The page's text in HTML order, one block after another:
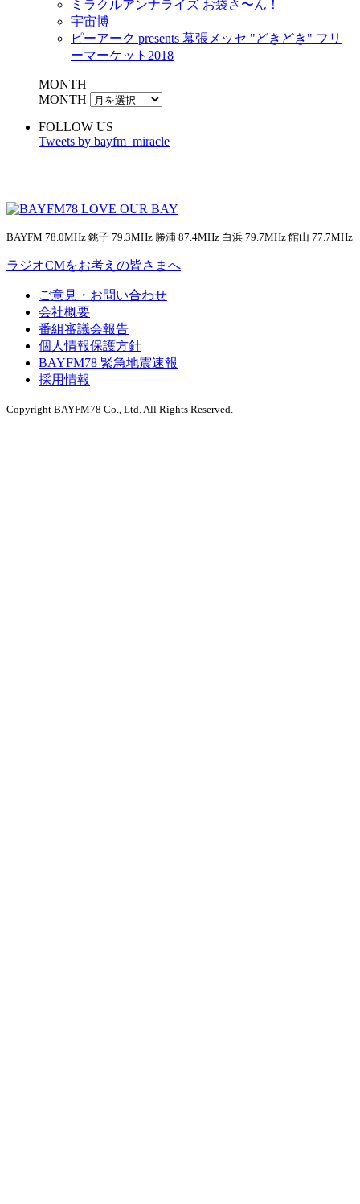
ミラクルアンナライズ お袋さ〜ん！
宇宙博
ピーアーク presents 幕張メッセ "どきどき" フリ
ーマーケット2018
MONTH
MONTH
FOLLOW US
Tweets by bayfm_miracle
BAYFM 78.0MHz 銚子 79.3MHz 勝浦 87.4MHz 白浜 79.7MHz 館山 77.7MHz
ラジオCMをお考えの皆さまへ
ご意見・お問い合わせ
会社概要
番組審議会報告
個人情報保護方針
BAYFM78 緊急地震速報
採用情報
Copyright BAYFM78 Co., Ltd. All Rights Reserved.